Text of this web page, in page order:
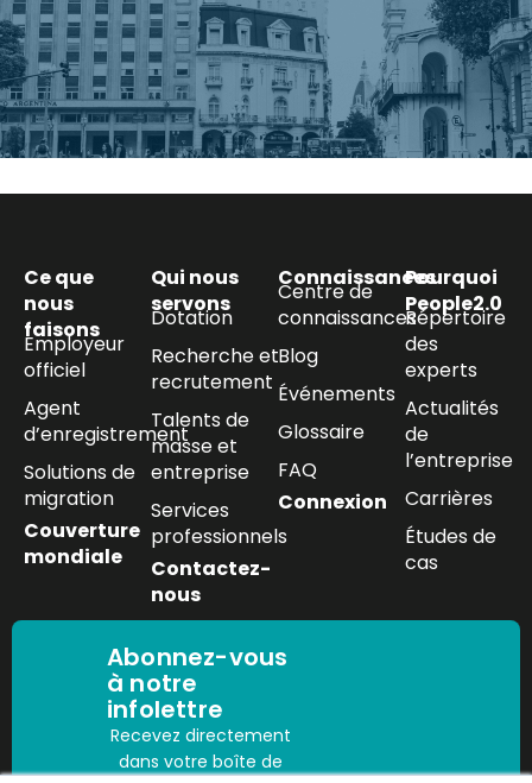
Ce que
nous
faisons
Employeur
officiel
Agent
d’enregistrement
Solutions de
migration
Couverture
mondiale
Qui nous
servons
Dotation
Recherche et
recrutement
Talents de
masse et
entreprise
Services
professionnels
Contactez-
nous
Connaissances
Centre de
connaissances
Blog
Événements
Glossaire
FAQ
Connexion
Pourquoi
People2.0
Répertoire
des
experts
Actualités
de
l’entreprise
Carrières
Études de
cas
Abonnez-vous
à notre
infolettre
Recevez directement
dans votre boîte de